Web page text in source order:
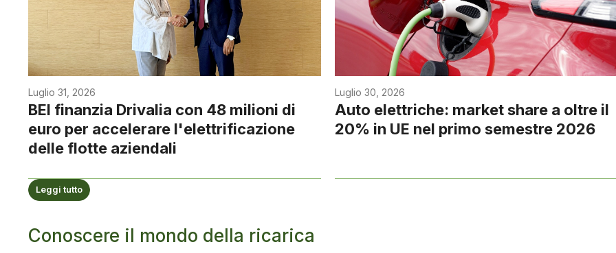
Luglio 31, 2026
BEI finanzia Drivalia con 48 milioni di
euro per accelerare l'elettrificazione
delle flotte aziendali
Luglio 30, 2026
Auto elettriche: market share a oltre il
20% in UE nel primo semestre 2026
Leggi tutto
Conoscere il mondo della ricarica